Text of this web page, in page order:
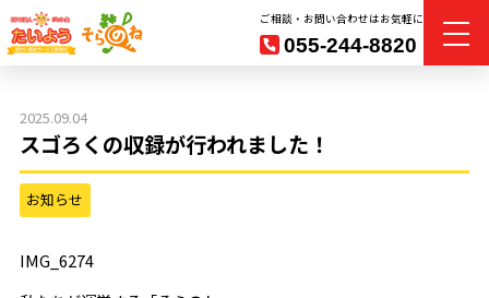
ご相談・お問い合わせはお気軽に
055-244-8820
2025.09.04
スゴろくの収録が行われました！
お知らせ
IMG_6274